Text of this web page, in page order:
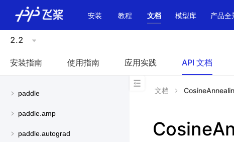
安装 教程 文档 模型库 产品全
2.2
安装指南 使用指南 应用实践 API 文档
paddle
paddle.amp
paddle.autograd
文档